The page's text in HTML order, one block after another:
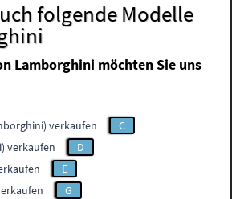
folgende Modelle
Lamborghini möchten Sie uns
verkaufen
C
verkaufen
D
E
G